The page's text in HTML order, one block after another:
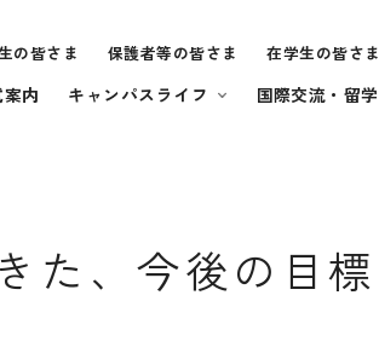
の皆さま 保護者等の皆さま 在学生の皆さま
内 キャンパスライフ 国際交流・留学
た、今後の目標